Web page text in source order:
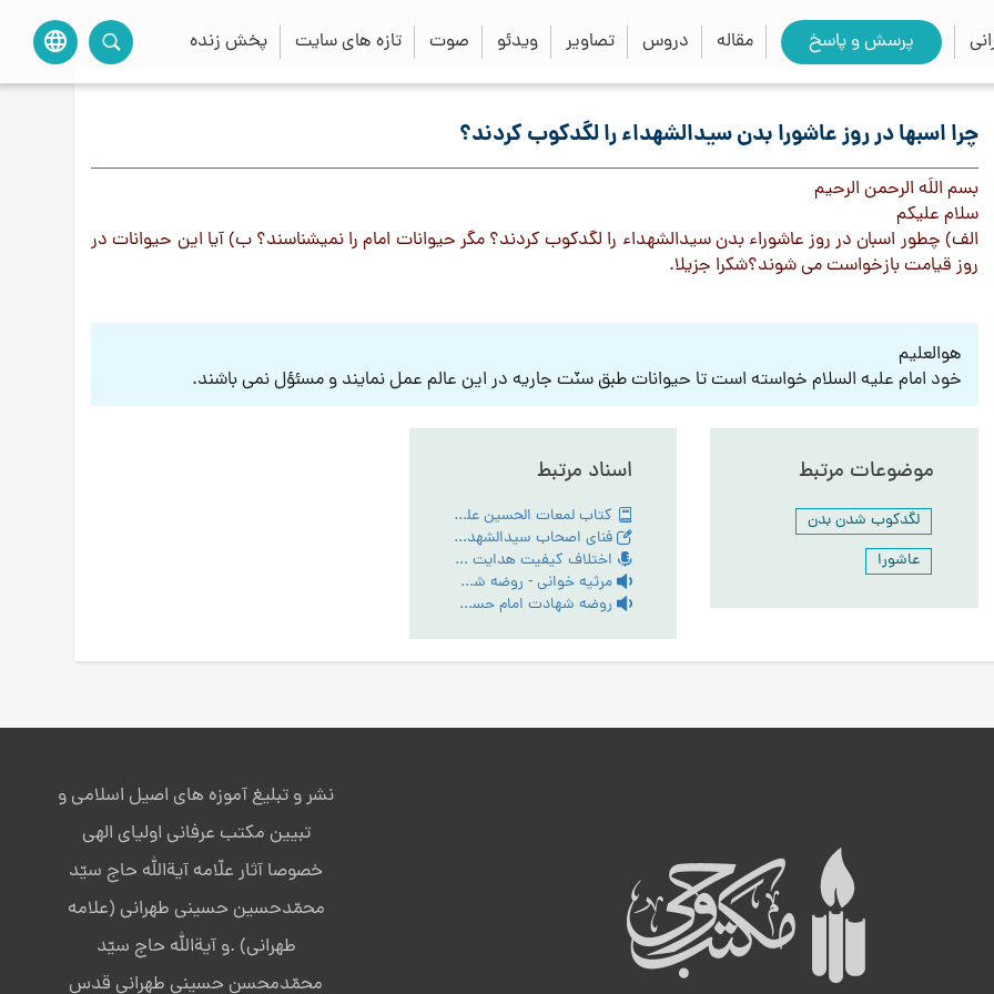
پرسش و پاسخ مقاله دروس تصاویر ویدئو صوت تازه های سایت پخش زنده language search
close
چرا اسبها در روز عاشورا بدن سیدالشهداء را لگدکوب کردند؟
بسم اللَه الرحمن الرحیم
سلام عليكم
الف) چطور اسبان در روز عاشوراء بدن سيدالشهداء را لگدكوب كردند؟ مگر حيوانات امام را نميشناسند؟ ب) آيا اين حيوانات در
روز قيامت بازخواست مي شوند؟شکرا جزیلا.
هوالعلیم
خود امام علیه السلام خواسته است تا حیوانات طبق سنّت جاریه در این عالم عمل نمایند و مسئؤل نمی باشند.
موضوعات مرتبط
لگدکوب شدن بدن
عاشورا
اسناد مرتبط
کتاب لمعات الحسین علیه السلام - PDF
فنای اصحاب سیدالشهداء علیه السلام در آن حضرت
اختلاف کیفیت هدایت بر حسب خصوصیات افراد
مرثیه خوانی - روضه شهادت اباعبدالله الحسین علیه السلام عاشورا سال 1420 هـ.ق
روضه شهادت امام حسین علیه السلام 12 محرم سال 1420هـ.ق
نشر و تبلیغ آموزه های اصیل اسلامی و
تبیین مکتب عرفانی اولیای الهی
خصوصا آثار علّامه آیةالله حاج سیّد
محمّدحسین حسینی طهرانی (علامه
طهرانی) .و آیةالله حاج سیّد
محمّدمحسن حسینی طهرانی قدس